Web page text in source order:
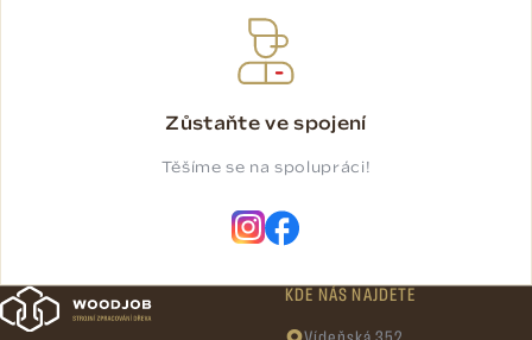
Zůstaňte ve spojení
Těšíme se na spolupráci!
KDE NÁS NAJDETE